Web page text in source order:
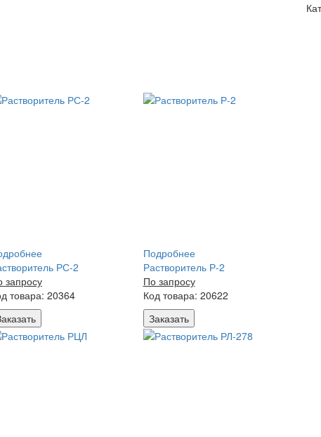
РС-2
запросу
товара: 20364
Подробнее
Растворитель Р-2
По запросу
Код товара: 20622
Заказать